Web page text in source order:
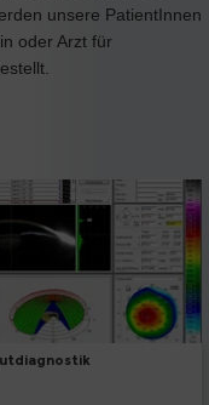
unsere PatientInnen
oder Arzt für